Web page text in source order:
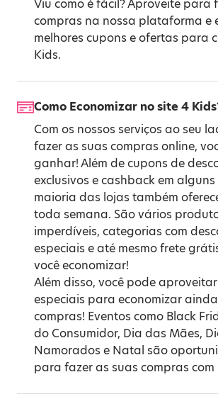
Viu como é fácil? Aproveite para
compras na nossa plataforma e
melhores cupons e ofertas para
Kids.
Como Economizar no site 4
Com os nossos serviços ao seu
fazer as suas compras online,
ganhar! Além de cupons de
exclusivos e cashback em alguns
maioria das lojas também
toda semana. São vários
imperdíveis, categorias com
especiais e até mesmo frete
você economizar!
Além disso, você pode
especiais para economizar
compras! Eventos como Black
do Consumidor, Dia das Mães,
Namorados e Natal são
para fazer as suas compras com